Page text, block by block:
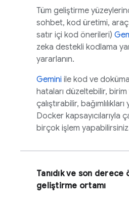
Tüm geliştirme
sohbet, kod üretimi, araç
satır içi kod önerileri)
zeka destekli kodlama
yararlanın.
Gemini ile kod ve
hataları düzeltebilir,
çalıştırabilir,
Docker kapsayıcılarıyla
birçok işlem
Tanıdık ve son
geliştirme ortamı